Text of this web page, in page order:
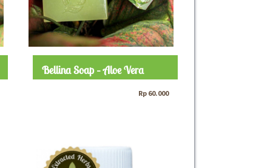
Bellina Soap – Aloe Vera
Rp60.000